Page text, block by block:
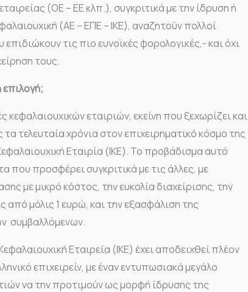
(ΟΕ – ΕΕ κλπ.), συγκριτικά με την ίδρυση ή
(ΑΕ – ΕΠΕ – ΙΚΕ), αναζητούν πολλοί
τις πιο ευνοϊκές φορολογικές,- και όχι
τους.
επιλογή;
κεφαλαιουχικών εταιριών, εκείνη που ξεχωρίζει και
τελευταία χρόνια στον επιχειρηματικό κόσμο της
Εταιρία (ΙΚΕ). Το προβάδισμα αυτό
που προσφέρει συγκριτικά με τις άλλες, με
με μικρό κόστος, την ευκολία διαχείρισης, την
από μόλις 1 ευρώ, και την εξασφάλιση της
συμβαλλόμενων.
Εταιρεία (ΙΚΕ) έχει αποδειχθεί πλέον
επιχειρείν, με έναν εντυπωσιακά μεγάλο
να την προτιμούν ως μορφή ίδρυσης της